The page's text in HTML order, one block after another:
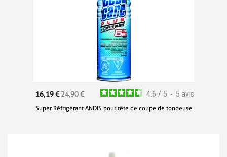
4.6 / 5 - 5 avis
16,19 €24,90 €
Super Réfrigérant ANDIS pour tête de coupe de tondeuse